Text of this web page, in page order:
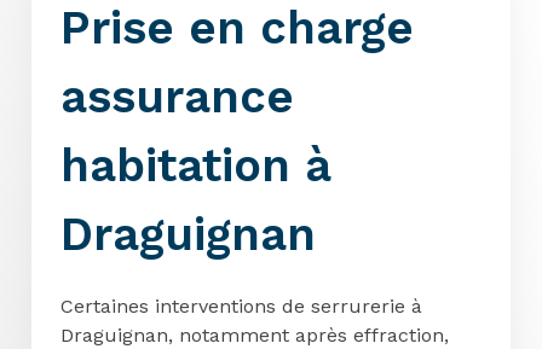
Prise en charge
assurance
habitation à
Draguignan
Certaines interventions de serrurerie à
Draguignan, notamment après effraction,